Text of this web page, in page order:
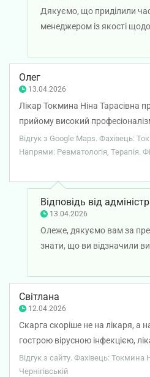
буду і не рекомендую.
Дякуємо, що приділили час
менеджером із якості
Олег
13.04.2026
Лікар Токмина Ніна Тарасівна
прийому високий
привітною та надала корисні
відновленню стану здоров'я.
Відгук з Google Maps. Фахівець:
Напрями: Ревматологія, Терапія.
Відповідь від
13.04.2026
Олеже, дякуємо вам за
знати, що ви відзначили
професіоналізму та
терапевта Ніни Токминої.
Світлана
12.04.2026
Скарга скоріше не на лікаря, а
гострою вірусною інфекцією,
призначила лікування,
здачу аналізів. При цьому
Відгук з сайту. Фахівець: Токмина
Чернігівській